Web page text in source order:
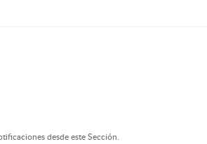
desde este Sección.